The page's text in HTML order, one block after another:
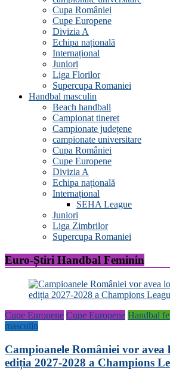
Cupa României
Cupe Europene
Divizia A
Echipa națională
Internațional
Juniori
Liga Florilor
Supercupa Romaniei
Handbal masculin
Beach handball
Campionat tineret
Campionate județene
campionate universitare
Cupa României
Cupe Europene
Divizia A
Echipa națională
Internațional
SEHA League
Juniori
Liga Zimbrilor
Supercupa Romaniei
Euro-Știri Handbal Feminin
Cupe Europene Cupe Europene Handbal
masculin
Campioanele României vor avea
ediția 2027-2028 a Champions